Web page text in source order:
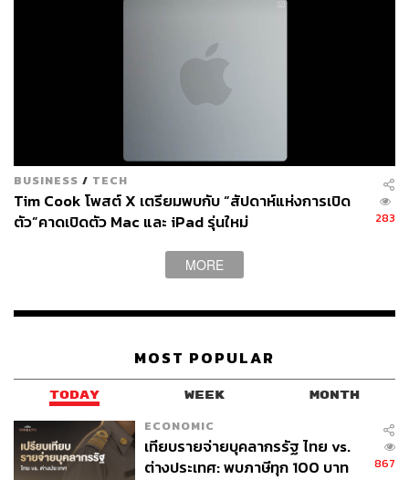
ถ้าเป็นแป้งฝุ่น เรามักจะแนะนำ
Mercier Translucent Loose Setting Powder เสมอ เพราะ
เป็นแบรนด์แรกๆ ที่ผลิตแป้งฝุ่นเนื้อโปร่งแสงเนื้อเนียนละเอียด
และเป็นที่นิยมจนถึงทุกวันนี้ เราชอบคุณสมบัติการกระจาย
แสงของแป้งที่ทำให้ผิวจะดูเนียนสวย โดยที่ไม่หนักผิวหน้าเลย
ทุกครั้งที่แต่งหน้าเสร็จ ไม่ควรลืมขั้นตอนการเซตผิวด้วยส
เปรย์ที่จะช่วยล็อกเมกอัพที่เราแต่งไว้อย่างสวยงาม ให้ติดทน
และป้องกันการไหลเยิ้มระหว่างวันได้เป็นอย่างดี นอกเหนือ
จากนั้น Setting Spray ที่ดียังช่วยคงความสดชัดของสีเมกอัพ
ไม่ให้ซีดจาง และป้องกันการละลายของเมกอัพระหว่างวัน
ด้วย
BUSINESS / TECH
Tim Cook โพสต์ X เตรียมพบกับ “สัปดาห์แห่งการเปิด
ตัว”คาดเปิดตัว Mac และ iPad รุ่นใหม่
283
MORE
MOST POPULAR
TODAY WEEK MONTH
ECONOMIC
เทียบรายจ่ายบุคลากรรัฐ ไทย vs.
ต่างประเทศ: พบภาษีทุก 100 บาท
867